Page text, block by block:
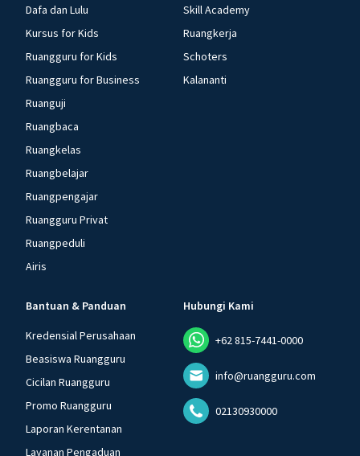
Dafa dan Lulu
Kursus for Kids
Ruangguru for Kids
Ruangguru for Business
Ruanguji
Ruangbaca
Ruangkelas
Ruangbelajar
Ruangpengajar
Ruangguru Privat
Ruangpeduli
Airis
Skill Academy
Ruangkerja
Schoters
Kalananti
Bantuan & Panduan
Kredensial Perusahaan
Beasiswa Ruangguru
Cicilan Ruangguru
Promo Ruangguru
Laporan Kerentanan
Layanan Pengaduan
Hubungi Kami
+62 815-7441-0000
info@ruangguru.com
02130930000